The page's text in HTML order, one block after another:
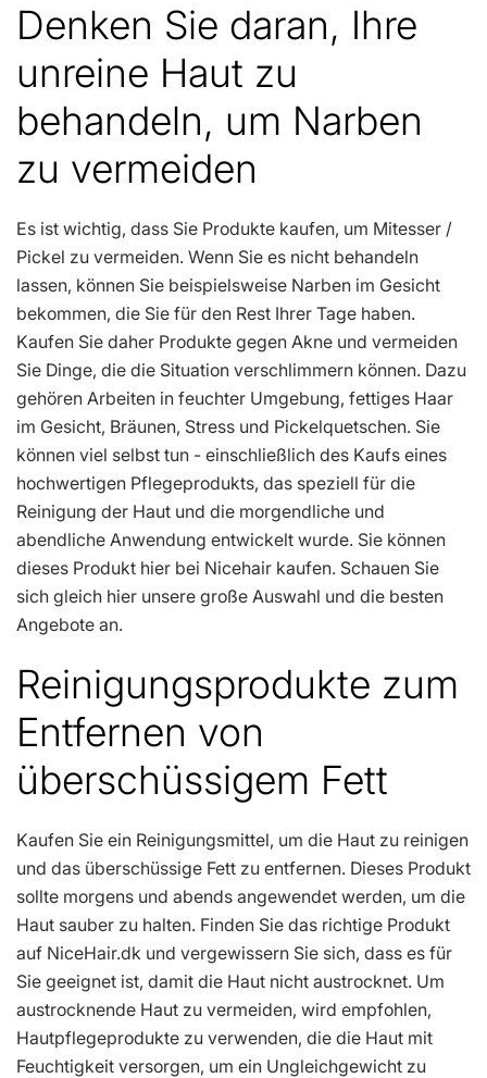
Denken Sie daran, Ihre
unreine Haut zu
behandeln, um Narben
zu vermeiden
Es ist wichtig, dass Sie Produkte kaufen, um Mitesser /
Pickel zu vermeiden. Wenn Sie es nicht behandeln
lassen, können Sie beispielsweise Narben im Gesicht
bekommen, die Sie für den Rest Ihrer Tage haben.
Kaufen Sie daher Produkte gegen Akne und vermeiden
Sie Dinge, die die Situation verschlimmern können. Dazu
gehören Arbeiten in feuchter Umgebung, fettiges Haar
im Gesicht, Bräunen, Stress und Pickelquetschen. Sie
können viel selbst tun - einschließlich des Kaufs eines
hochwertigen Pflegeprodukts, das speziell für die
Reinigung der Haut und die morgendliche und
abendliche Anwendung entwickelt wurde. Sie können
dieses Produkt hier bei Nicehair kaufen. Schauen Sie
sich gleich hier unsere große Auswahl und die besten
Angebote an.
Reinigungsprodukte zum
Entfernen von
überschüssigem Fett
Kaufen Sie ein Reinigungsmittel, um die Haut zu reinigen
und das überschüssige Fett zu entfernen. Dieses Produkt
sollte morgens und abends angewendet werden, um die
Haut sauber zu halten. Finden Sie das richtige Produkt
auf NiceHair.dk und vergewissern Sie sich, dass es für
Sie geeignet ist, damit die Haut nicht austrocknet. Um
austrocknende Haut zu vermeiden, wird empfohlen,
Hautpflegeprodukte zu verwenden, die die Haut mit
Feuchtigkeit versorgen, um ein Ungleichgewicht zu